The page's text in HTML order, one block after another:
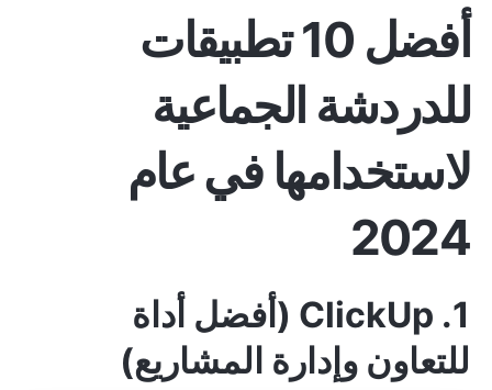
أفضل 10 تطبيقات
للدردشة الجماعية
لاستخدامها في عام
2024
1. ClickUp (أفضل أداة
للتعاون وإدارة المشاريع)